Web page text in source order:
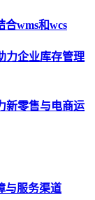
合wms和wcs
力企业库存管理
新零售与电商运
与服务渠道